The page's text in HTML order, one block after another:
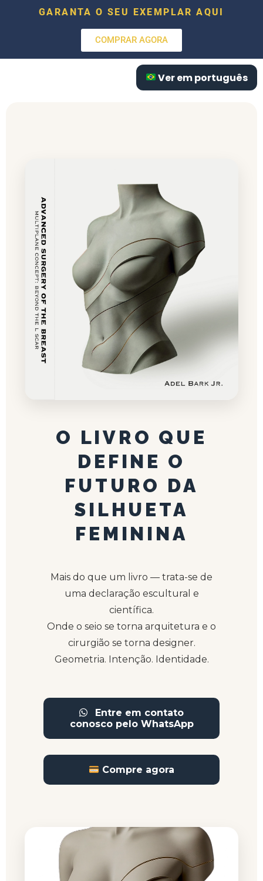
GARANTA O SEU EXEMPLAR AQUI
COMPRAR AGORA
Ver em português
O LIVRO QUE
DEFINE O
FUTURO DA
SILHUETA
FEMININA
Mais do que um livro — trata-se de
uma declaração escultural e
científica.
Onde o seio se torna arquitetura e o
cirurgião se torna designer.
Geometria. Intenção. Identidade.
Entre em contato
conosco pelo WhatsApp
Compre agora